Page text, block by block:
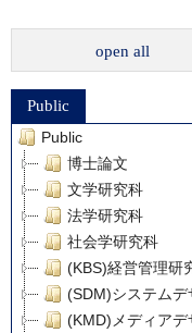
open all
Public
Public
博士論文
文学研究科
法学研究科
社会学研究科
(KBS)経営管理研
(SDM)システム
(KMD)メディア